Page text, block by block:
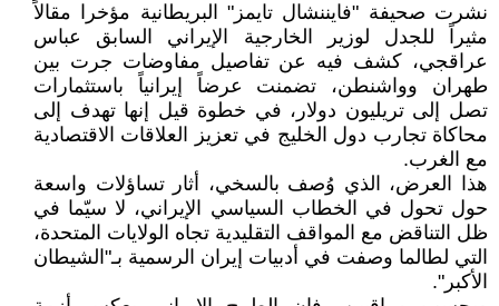
نشرت صحيفة "فايننشال تايمز" البريطانية مؤخرا مقالاً
مثيراً للجدل لوزير الخارجية الإيراني السابق عباس
عراقجي، كشف فيه عن تفاصيل مفاوضات جرت بين
طهران وواشنطن، تضمنت عرضاً إيرانياً باستثمارات
تصل إلى تريليون دولار، في خطوة قيل إنها تهدف إلى
محاكاة تجارب دول الخليج في تعزيز العلاقات الاقتصادية
مع الغرب.
هذا العرض، الذي وُصف بالسخي، أثار تساؤلات واسعة
حول تحول في الخطاب السياسي الإيراني، لا سيّما في
ظل التناقض مع المواقف التقليدية تجاه الولايات المتحدة،
التي لطالما وصفت في أدبيات إيران الرسمية بـ"الشيطان
الأكبر".